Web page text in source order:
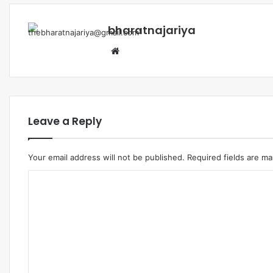
bharatnajariya
Leave a Reply
Your email address will not be published. Required fields are